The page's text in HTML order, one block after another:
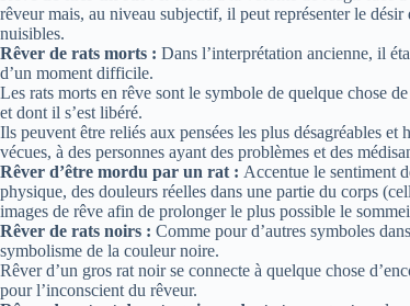
rêveur mais, au niveau subjectif, il peut représenter le désir
nuisibles.
Rêver de rats morts : Dans l’interprétation ancienne, il
d’un moment difficile.
Les rats morts en rêve sont le symbole de quelque chose
et dont il s’est libéré.
Ils peuvent être reliés aux pensées les plus désagréables
vécues, à des personnes ayant des problèmes et des
Rêver d’être mordu par un rat : Accentue le sentiment
physique, des douleurs réelles dans une partie du corps
images de rêve afin de prolonger le plus possible le
Rêver de rats noirs : Comme pour d’autres symboles
symbolisme de la couleur noire.
Rêver d’un gros rat noir se connecte à quelque chose
pour l’inconscient du rêveur.